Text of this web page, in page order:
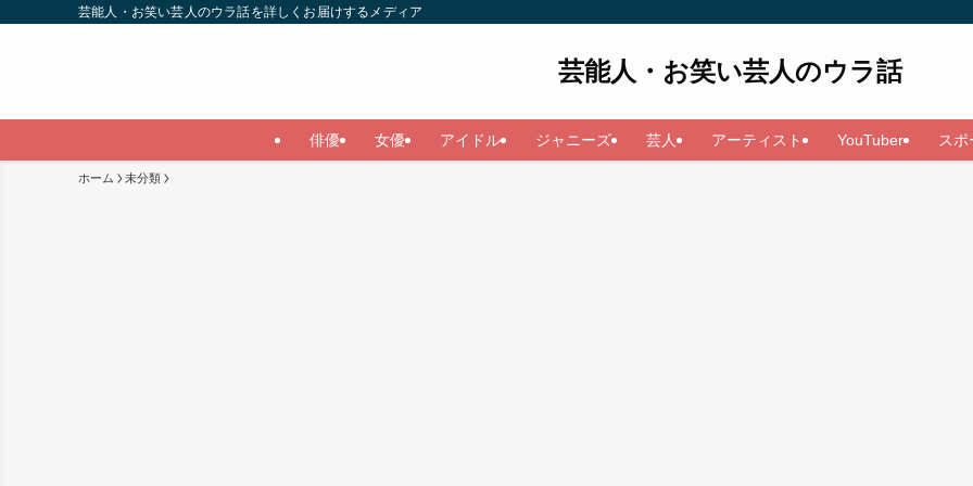
芸能人・お笑い芸人のウラ話を詳しくお届けするメディア
芸能人・お笑い芸人のウラ話
俳優 女優 アイドル ジャニーズ 芸人 アーティスト YouTuber ス
ホーム 未分類